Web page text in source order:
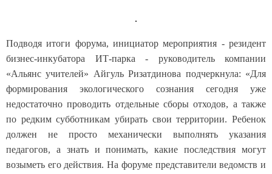
Подводя итоги форума, инициатор мероприятия - резидент
бизнес-инкубатора ИТ-парка - руководитель компании
«Альянс учителей» Айгуль Ризатдинова подчеркнула: «Для
формирования экологического сознания сегодня уже
недостаточно проводить отдельные сборы отходов, а также
по редким субботникам убирать свои территории. Ребенок
должен не просто механически выполнять указания
педагогов, а знать и понимать, какие последствия могут
возыметь его действия. На форуме представители ведомств и